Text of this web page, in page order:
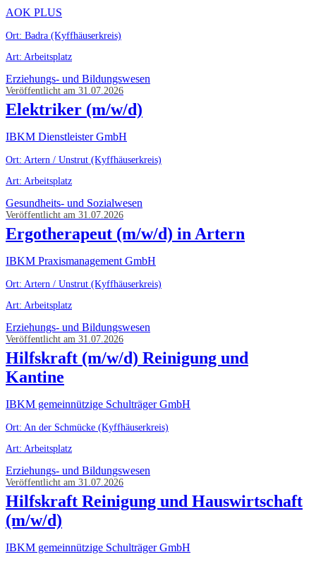
AOK PLUS
Ort: Badra (Kyffhäuserkreis)
Art: Arbeitsplatz
Erziehungs- und Bildungswesen
Veröffentlicht am 31.07.2026
Elektriker (m/w/d)
IBKM Dienstleister GmbH
Ort: Artern / Unstrut (Kyffhäuserkreis)
Art: Arbeitsplatz
Gesundheits- und Sozialwesen
Veröffentlicht am 31.07.2026
Ergotherapeut (m/w/d) in Artern
IBKM Praxismanagement GmbH
Ort: Artern / Unstrut (Kyffhäuserkreis)
Art: Arbeitsplatz
Erziehungs- und Bildungswesen
Veröffentlicht am 31.07.2026
Hilfskraft (m/w/d) Reinigung und
Kantine
IBKM gemeinnützige Schulträger GmbH
Ort: An der Schmücke (Kyffhäuserkreis)
Art: Arbeitsplatz
Erziehungs- und Bildungswesen
Veröffentlicht am 31.07.2026
Hilfskraft Reinigung und Hauswirtschaft
(m/w/d)
IBKM gemeinnützige Schulträger GmbH